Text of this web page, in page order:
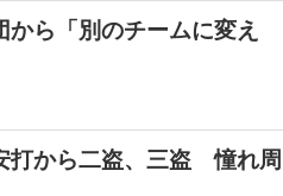
ら「別のチームに変え
打から二盗、三盗 憧れ周